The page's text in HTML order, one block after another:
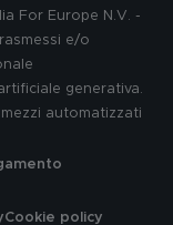
For Europe N.V. -
e/o
generativa.
automatizzati
Cookie policy